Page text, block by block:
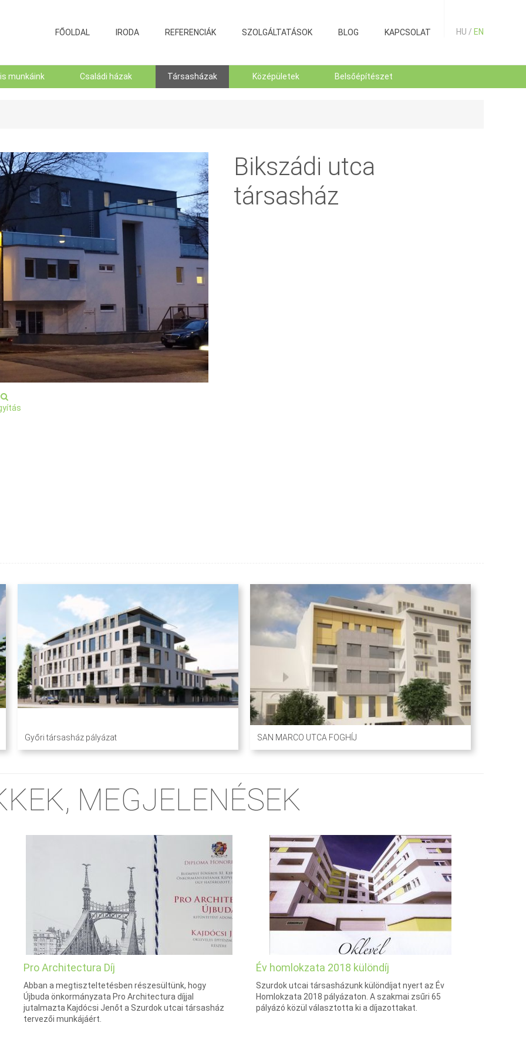
HU / EN
FŐOLDAL IRODA REFERENCIÁK SZOLGÁLTATÁSOK BLOG KAPCSOLAT
munkáink Családi házak Társasházak Középületek Belsőépítészet
Bikszádi utca
társasház
Győri társasház pályázat SAN MARCO UTCA FOGHÍJ
MEGJELENÉSEK
Pro Architectura Díj
Abban a megtiszteltetésben részesültünk, hogy
Újbuda önkormányzata Pro Architectura díjjal
jutalmazta Kajdócsi Jenőt a Szurdok utcai társasház
tervezői munkájáért.
Év homlokzata 2018 különdíj
Szurdok utcai társasházunk különdíjat nyert az Év
Homlokzata 2018 pályázaton. A szakmai zsűri 65
pályázó közül választotta ki a díjazottakat.